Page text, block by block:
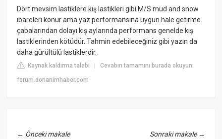
Dört mevsim lastiklere kış lastikleri gibi M/S mud and snow
ibareleri konur ama yaz performansına uygun hale getirme
çabalarından dolayı kış aylarında performans genelde kış
lastiklerinden kötüdür. Tahmin edebileceğiniz gibi yazın da
daha gürültülü lastiklerdir.
Kaynak kaldırma talebi |Cevabın tamamını burada okuyun:
forum.donanimhaber.com
← Önceki makale Sonraki makale→